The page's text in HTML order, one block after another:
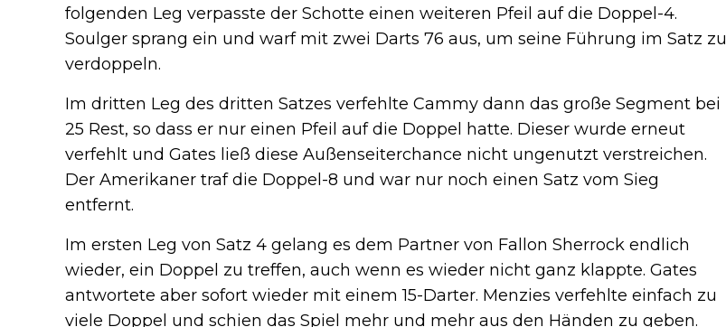
folgenden Leg verpasste der Schotte einen weiteren Pfeil auf die Doppel-4.
Soulger sprang ein und warf mit zwei Darts 76 aus, um seine Führung im Satz zu
verdoppeln.
Im dritten Leg des dritten Satzes verfehlte Cammy dann das große Segment bei
25 Rest, so dass er nur einen Pfeil auf die Doppel hatte. Dieser wurde erneut
verfehlt und Gates ließ diese Außenseiterchance nicht ungenutzt verstreichen.
Der Amerikaner traf die Doppel-8 und war nur noch einen Satz vom Sieg
entfernt.
Im ersten Leg von Satz 4 gelang es dem Partner von Fallon Sherrock endlich
wieder, ein Doppel zu treffen, auch wenn es wieder nicht ganz klappte. Gates
antwortete aber sofort wieder mit einem 15-Darter. Menzies verfehlte einfach zu
viele Doppel und schien das Spiel mehr und mehr aus den Händen zu geben.